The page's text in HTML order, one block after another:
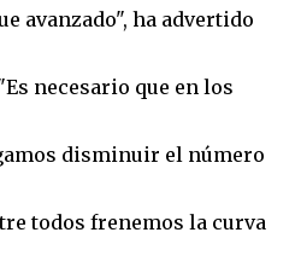
avanzado", ha advertido
necesario que en los
disminuir el número
todos frenemos la curva